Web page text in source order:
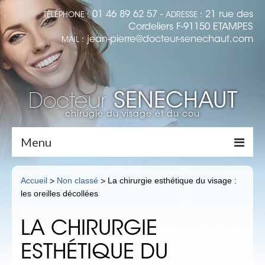
TÉLÉPHONE :01 46 89 62 57 - ADRESSE : 21 rue des
Cordeliers F-91150 ETAMPES
MAIL : jean-pierre@docteur-senechaut.com
Docteur SENECHAUT
chirugie du visage et du cou
Menu
Dr Senechaut
Médecine Esthétique
LES RIDES : LA TOXINE BOTULIQUE
(BOTOX)
Accueil > Non classé > La chirurgie esthétique du visage :
les oreilles décollées
LA CHIRURGIE
ESTHÉTIQUE DU